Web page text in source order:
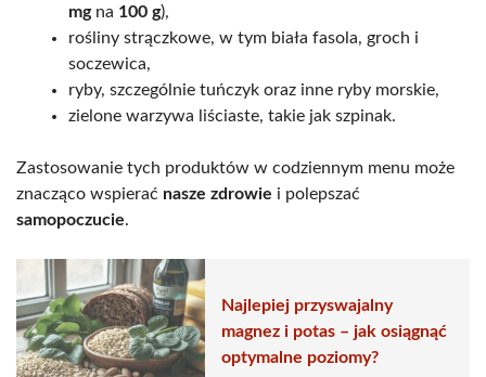
mgna 100 g),
rośliny strączkowe, w tym biała fasola, groch i
soczewica,
ryby, szczególnie tuńczyk oraz inne ryby morskie,
zielone warzywa liściaste, takie jak szpinak.
Zastosowanie tych produktów w codziennym menu może
znacząco wspierać nasze zdrowie i polepszać
samopoczucie.
Najlepiej przyswajalny
magnez i potas – jak osiągnąć
optymalne poziomy?